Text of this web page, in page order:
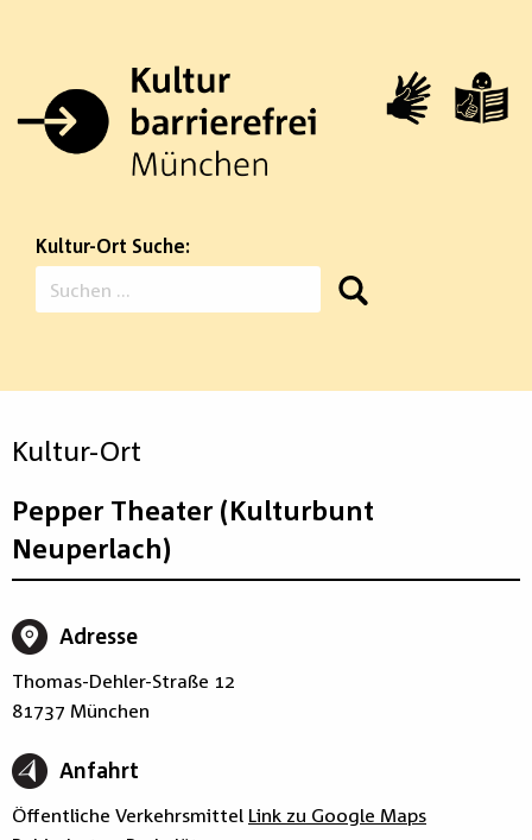
Kultur-Ort Suche:
Suchen
nach:
Kultur-Ort
Pepper Theater (Kulturbunt
Neuperlach)
Adresse
Thomas-Dehler-Straße 12
81737 München
Anfahrt
Öffentliche Verkehrsmittel Link zu Google Maps